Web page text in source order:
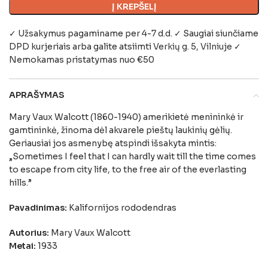
Į KREPŠELĮ
✓ Užsakymus pagaminame per 4-7 d.d. ✓ Saugiai siunčiame
DPD kurjeriais arba galite atsiimtiVerkių g. 5, Vilniuje ✓
Nemokamas pristatymas nuo €50
APRAŠYMAS
Mary Vaux Walcott (1860-1940) amerikietė menininkė ir
gamtininkė, žinoma dėl akvarele pieštų laukinių gėlių.
Geriausiai jos asmenybę atspindi išsakyta mintis:
„Sometimes I feel that I can hardly wait till the time comes
to escape from city life, to the free air of the everlasting
hills.”
Pavadinimas: Kalifornijos rododendras
Autorius: Mary Vaux Walcott
Metai: 1933